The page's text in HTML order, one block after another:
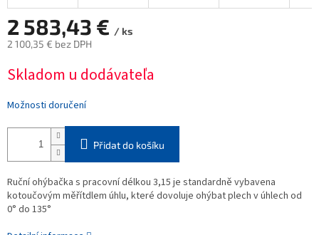
2 583,43 € / ks
2 100,35 € bez DPH
cena:
Skladom u dodávateľa
Možnosti doručení
Přidat do košíku
Ruční ohýbačka s pracovní délkou 3,15 je standardně vybavena
kotoučovým měřítdlem úhlu, které dovoluje ohýbat plech v úhlech od
0° do 135°